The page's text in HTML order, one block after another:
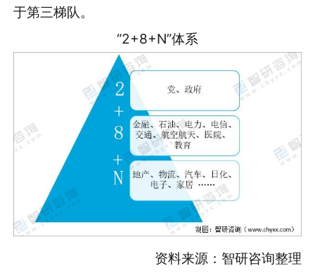
于第三梯队。
“2+8+N”体系
资料来源：智研咨询整理